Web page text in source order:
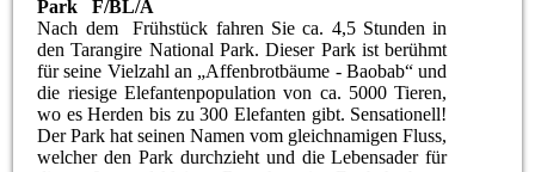
Park F/BL/A
Nach dem Frühstück fahren Sie ca. 4,5 Stunden in
den Tarangire National Park. Dieser Park ist berühmt
für seine Vielzahl an „Affenbrotbäume - Baobab“ und
die riesige Elefantenpopulation von ca. 5000 Tieren,
wo es Herden bis zu 300 Elefanten gibt. Sensationell!
Der Park hat seinen Namen vom gleichnamigen Fluss,
welcher den Park durchzieht und die Lebensader für